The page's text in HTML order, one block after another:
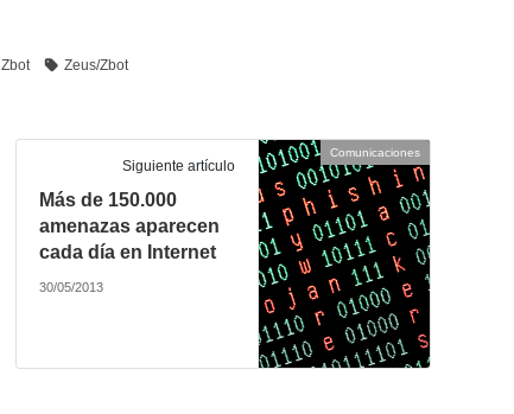
Zbot Zeus/Zbot
Comunicaciones
Siguiente artículo
Más de 150.000
amenazas aparecen
cada día en Internet
30/05/2013